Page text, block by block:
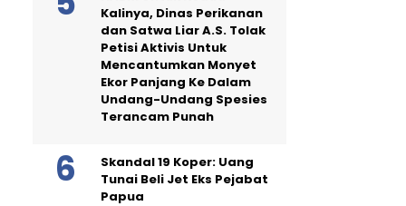
Kalinya, Dinas Perikanan
dan Satwa Liar A.S. Tolak
Petisi Aktivis Untuk
Mencantumkan Monyet
Ekor Panjang Ke Dalam
Undang-Undang Spesies
Terancam Punah
Skandal 19 Koper: Uang
Tunai Beli Jet Eks Pejabat
Papua